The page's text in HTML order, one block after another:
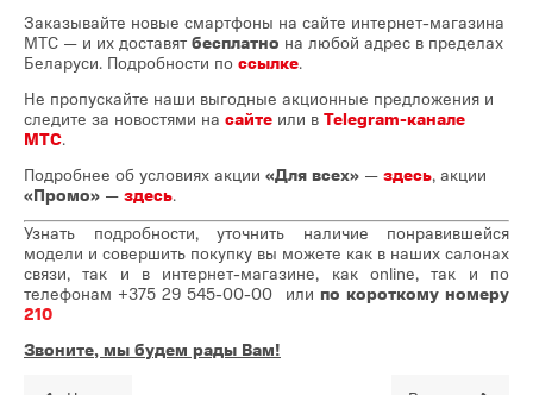
Заказывайте новые смартфоны на сайте интернет-магазина
МТС — и их доставят бесплатно на любой адрес в пределах
Беларуси. Подробности по ссылке.
Не пропускайте наши выгодные акционные предложения и
следите за новостями на сайте или в Telegram-канале
МТС.
Подробнее об условиях акции «Для всех» — здесь, акции
«Промо» — здесь.
Узнать подробности, уточнить наличие понравившейся
модели и совершить покупку вы можете как в наших салонах
связи, так и в интернет-магазине, как online, так и по
телефонам +375 29 545-00-00 или по короткому номеру
210
Звоните, мы будем рады Вам!